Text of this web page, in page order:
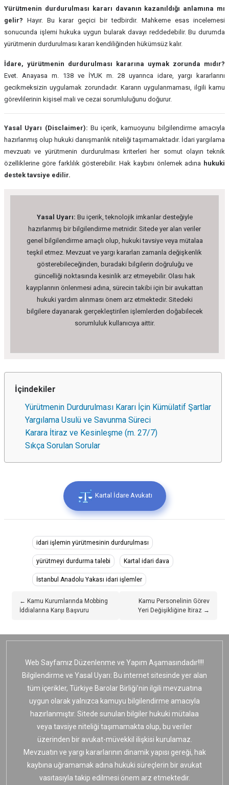
Yürütmenin durdurulması kararı davanın kazanıldığı anlamına mı
gelir? Hayır. Bu karar geçici bir tedbirdir. Mahkeme esas incelemesi
sonucunda işlemi hukuka uygun bularak davayı reddedebilir. Bu durumda
yürütmenin durdurulması kararı kendiliğinden hükümsüz kalır.
İdare, yürütmenin durdurulması kararına uymak zorunda mıdır?
Evet. Anayasa m. 138 ve İYUK m. 28 uyarınca idare, yargı kararlarını
gecikmeksizin uygulamak zorundadır. Kararın uygulanmaması, ilgili kamu
görevlilerinin kişisel mali ve cezai sorumluluğunu doğurur.
Yasal Uyarı (Disclaimer): Bu içerik, kamuoyunu bilgilendirme amacıyla
hazırlanmış olup hukuki danışmanlık niteliği taşımamaktadır. İdari yargılama
mevzuatı ve yürütmenin durdurulması kriterleri her somut olayın teknik
özelliklerine göre farklılık gösterebilir. Hak kaybını önlemek adına hukuki
destek tavsiye edilir.
Yasal Uyarı: Bu içerik, teknolojik imkanlar desteğiyle
hazırlanmış bir bilgilendirme metnidir. Sitede yer alan veriler
genel bilgilendirme amaçlı olup, hukuki tavsiye veya mütalaa
teşkil etmez. Mevzuat ve yargı kararları zamanla değişkenlik
gösterebileceğinden, buradaki bilgilerin doğruluğu ve
güncelliği noktasında kesinlik arz etmeyebilir. Olası hak
kayıplarının önlenmesi adına, sürecin takibi için bir avukattan
hukuki yardım alınması önem arz etmektedir. Sitedeki
bilgilere dayanarak gerçekleştirilen işlemlerden doğabilecek
sorumluluk kullanıcıya aittir.
İçindekiler
Yürütmenin Durdurulması Kararı İçin Kümülatif Şartlar
Yargılama Usulü ve Savunma Süreci
Karara İtiraz ve Kesinleşme (m. 27/7)
Sıkça Sorulan Sorular
Kartal İdare Avukatı
idari işlemin yürütmesinin durdurulması
yürütmeyi durdurma talebi Kartal idari dava
İstanbul Anadolu Yakası idari işlemler
← Kamu Kurumlarında Mobbing
İddialarına Karşı Başvuru
Kamu Personelinin Görev
Yeri Değişikliğine İtiraz →
Web Sayfamız Düzenlenme ve Yapım Aşamasındadır!!!!
Bilgilendirme ve Yasal Uyarı: Bu internet sitesinde yer alan
tüm içerikler, Türkiye Barolar Birliği’nin ilgili mevzuatına
uygun olarak yalnızca kamuyu bilgilendirme amacıyla
hazırlanmıştır. Sitede sunulan bilgiler hukuki mütalaa
veya tavsiye niteliği taşımamakta olup, bu veriler
üzerinden bir avukat-müvekkil ilişkisi kurulamaz.
Mevzuatın ve yargı kararlarının dinamik yapısı gereği, hak
kaybına uğramamak adına hukuki süreçlerin bir avukat
vasıtasıyla takip edilmesi önem arz etmektedir.